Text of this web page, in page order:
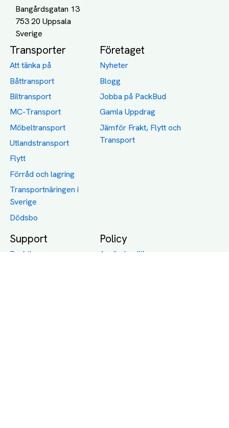
Bangårdsgatan 13
753 20 Uppsala
Transporter
Att tänka på
Båttransport
Biltransport
MC-Transport
Möbeltransport
Utlandstransport
Flytt
Förråd och lagring
Transportnäringen i
Sverige
Dödsbo
Företaget
Nyheter
Blogg
Jobba på PackBud
Gamla Uppdrag
Jämför Frakt, Flytt och
Transport
Support
Packtips
Policy
Användarvillkor